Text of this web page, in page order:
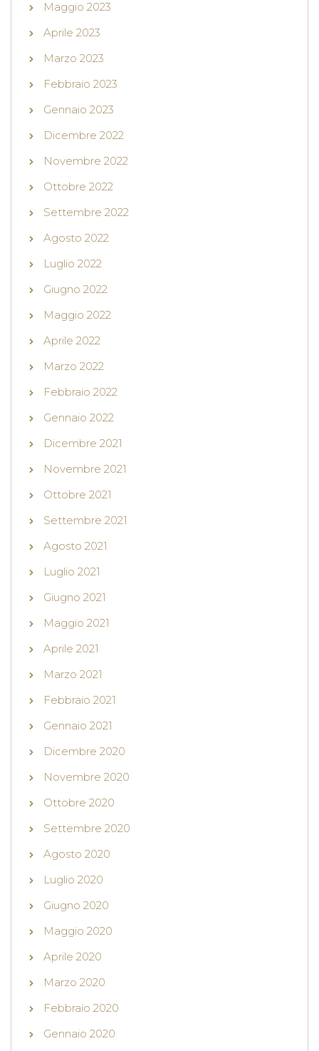
Maggio 2023
Aprile 2023
Marzo 2023
Febbraio 2023
Gennaio 2023
Dicembre 2022
Novembre 2022
Ottobre 2022
Settembre 2022
Agosto 2022
Luglio 2022
Giugno 2022
Maggio 2022
Aprile 2022
Marzo 2022
Febbraio 2022
Gennaio 2022
Dicembre 2021
Novembre 2021
Ottobre 2021
Settembre 2021
Agosto 2021
Luglio 2021
Giugno 2021
Maggio 2021
Aprile 2021
Marzo 2021
Febbraio 2021
Gennaio 2021
Dicembre 2020
Novembre 2020
Ottobre 2020
Settembre 2020
Agosto 2020
Luglio 2020
Giugno 2020
Maggio 2020
Aprile 2020
Marzo 2020
Febbraio 2020
Gennaio 2020